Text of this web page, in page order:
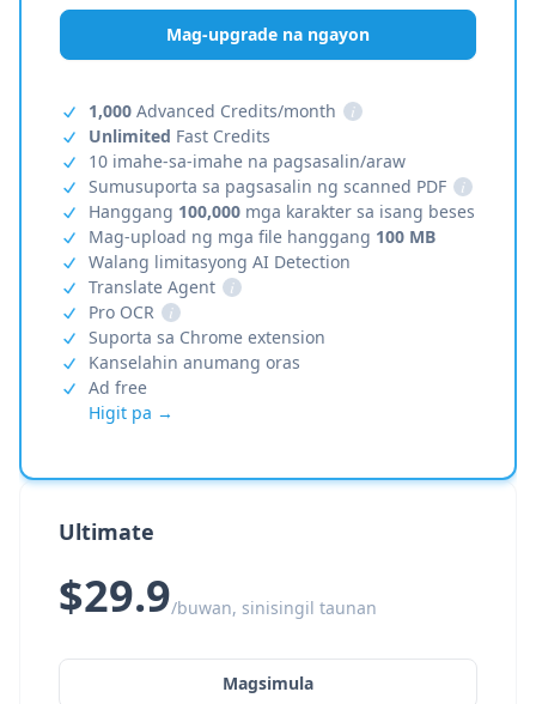
Mag-upgrade na ngayon
1,000 Advanced Credits/month
i
Unlimited Fast Credits
10 imahe-sa-imahe na pagsasalin/araw
Sumusuporta sa pagsasalin ng scanned PDF
i
Hanggang 100,000 mga karakter sa isang beses
Mag-upload ng mga file hanggang 100 MB
Walang limitasyong AI Detection
Translate Agent
i
Pro OCR
i
Suporta sa Chrome extension
Kanselahin anumang oras
Ad free
Higit pa →
Ultimate
$29.9/buwan, sinisingil taunan
Magsimula